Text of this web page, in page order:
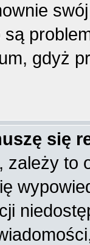
są
gdyż
się
zależy to